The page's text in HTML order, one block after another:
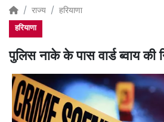
राज्य हरियाणा
हरियाणा
पुलिस नाके के पास वार्ड ब्वाय की